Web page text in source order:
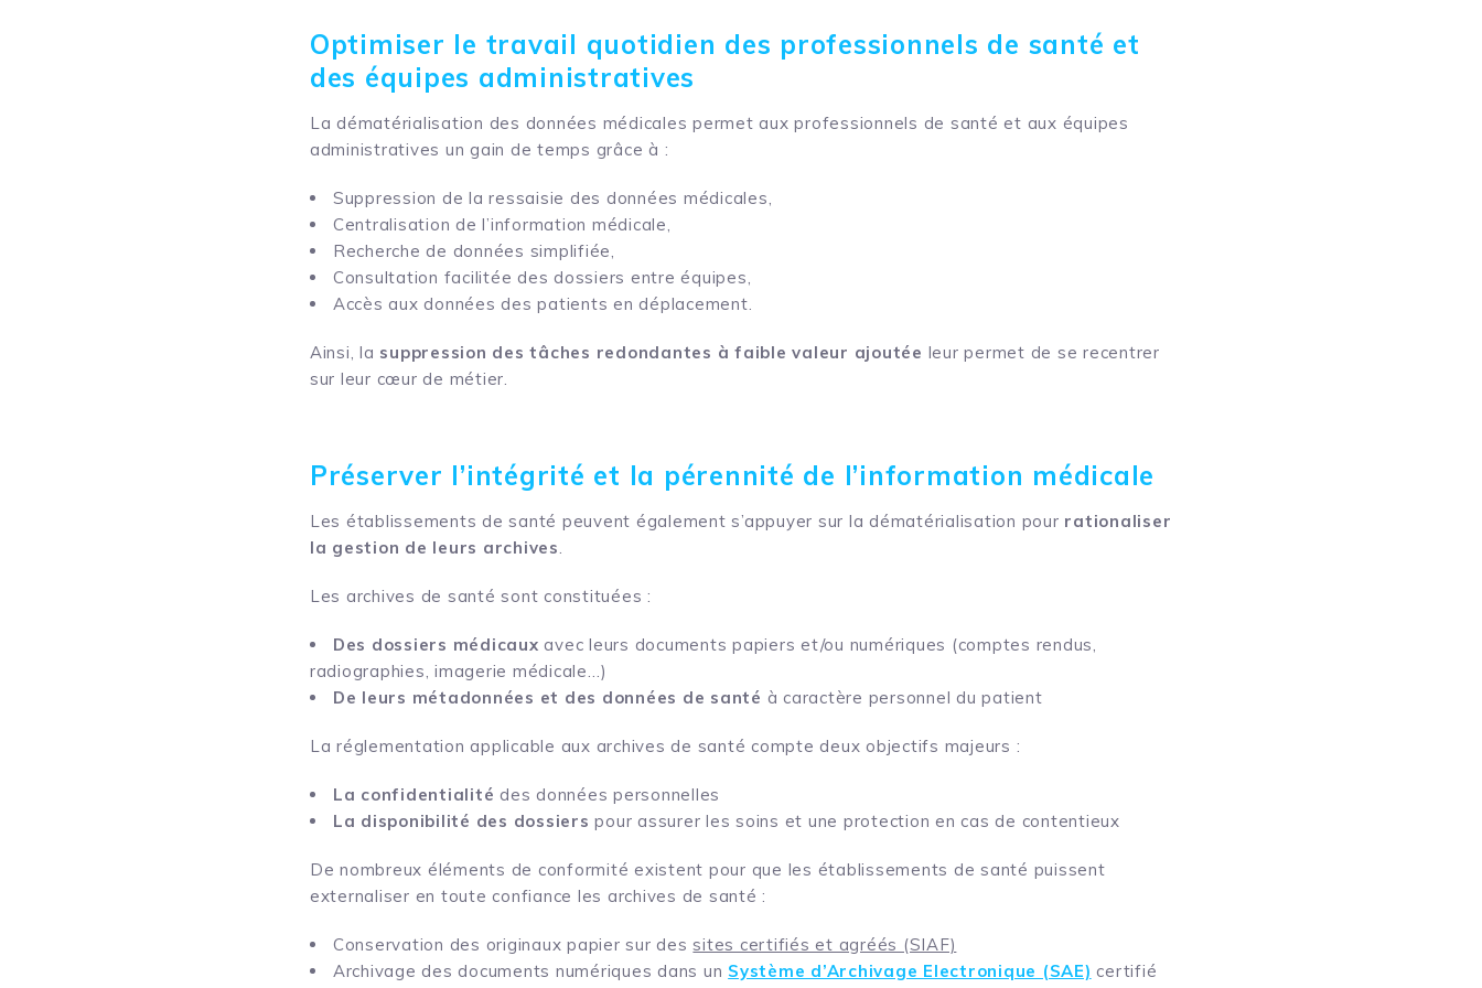
Optimiser le travail quotidien des professionnels de santé et
des équipes administratives
La dématérialisation des données médicales permet aux professionnels de santé et aux équipes
administratives un gain de temps grâce à :
Suppression de la ressaisie des données médicales,
Centralisation de l’information médicale,
Recherche de données simplifiée,
Consultation facilitée des dossiers entre équipes,
Accès aux données des patients en déplacement.
Ainsi, la suppression des tâches redondantes à faible valeur ajoutée leur permet de se recentrer
sur leur cœur de métier.
Préserver l’intégrité et la pérennité de l’information médicale
Les établissements de santé peuvent également s’appuyer sur la dématérialisation pour rationaliser
la gestion de leurs archives.
Les archives de santé sont constituées :
Des dossiers médicaux avec leurs documents papiers et/ou numériques (comptes rendus,
radiographies, imagerie médicale…)
De leurs métadonnées et des données de santé à caractère personnel du patient
La réglementation applicable aux archives de santé compte deux objectifs majeurs :
La confidentialité des données personnelles
La disponibilité des dossiers pour assurer les soins et une protection en cas de contentieux
De nombreux éléments de conformité existent pour que les établissements de santé puissent
externaliser en toute confiance les archives de santé :
Conservation des originaux papier sur dessites certifiés et agréés (SIAF)
Archivage des documents numériques dans un Système d’Archivage Electronique (SAE) certifié